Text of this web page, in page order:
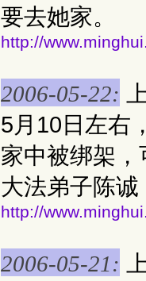
要去她家。
http://
2006-05-22:
5月10日左右
家中被绑架
大法弟子陈
http://
2006-05-21: